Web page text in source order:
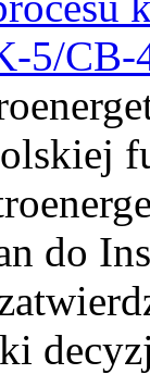
5/CB-
do